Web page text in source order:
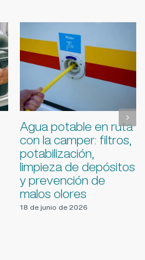
Errores al instalar
placas solares en
campers y cómo
evitarlos
5 de agosto de 2026